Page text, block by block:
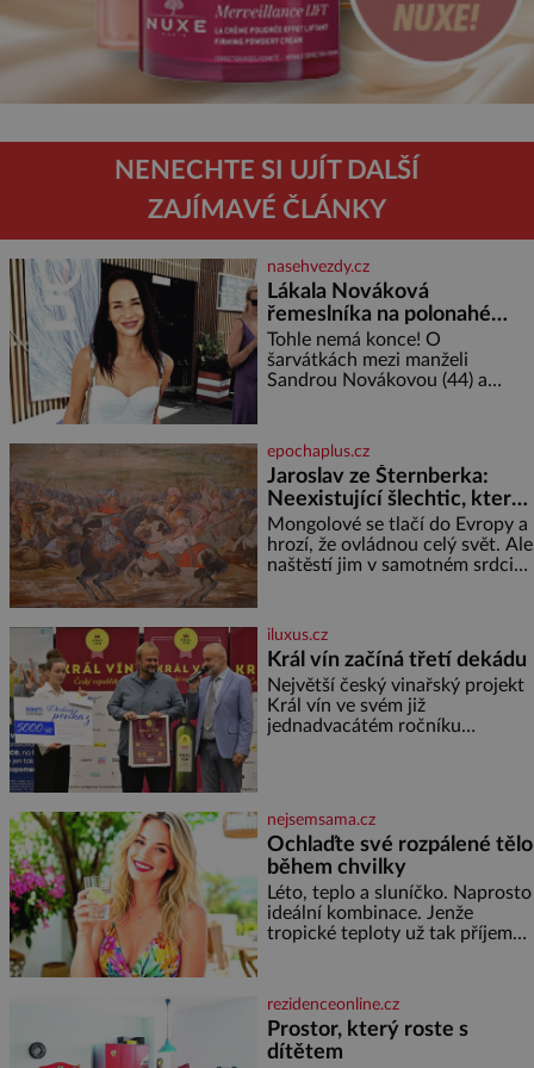
NENECHTE SI UJÍT DALŠÍ
ZAJÍMAVÉ ČLÁNKY
nasehvezdy.cz
Lákala Nováková
řemeslníka na polonahé
tělo!
Tohle nemá konce! O
šarvátkách mezi manželi
Sandrou Novákovou (44) a
by doufal, že horká zem u
herečky ze seriálu Ulice a
režiséra vychladne,
epochaplus.cz
Jaroslav ze Šternberka:
Neexistující šlechtic, který
z Moravy vyžene Mongoly
Mongolové se tlačí do Evropy a
hrozí, že ovládnou celý svět. Ale
naštěstí jim v samotném srdci
dobyvatelské hordy zastavit. Co
nedokáže žádná z asijských říší,
co nedokážou Němci – to
dokáže český král. Nebo že by
ne? Mongolové od roku 1223
postupují podél Kaspického a
iluxus.cz
Král vín začíná třetí dekádu
Největší český vinařský projekt
Král vín ve svém již
jednadvacátém ročníku
nejsemsama.cz
Ochlaďte své rozpálené tělo
během chvilky
Léto, teplo a sluníčko. Naprosto
ideální kombinace. Jenže
tropické teploty už tak příjemné
dyž se nám tropy zaryjí pod
kůži, hledáme úlevu v bazénu
nebo pomocí klimatizace. Jenže
ne vždycky můžeme být v jejich
rezidenceonline.cz
Prostor, který roste s
dítětem